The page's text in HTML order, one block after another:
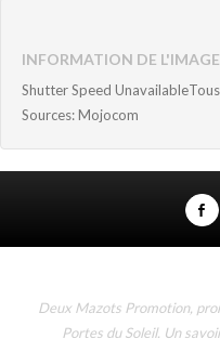
INFORMATION DE L'IMAGE
Shutter Speed
Sources: Mojocom
Deux Mazots Promotion,
Portes du Soleil. Un